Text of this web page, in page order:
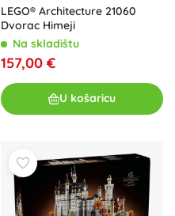
LEGO® Architecture 21060
Dvorac Himeji
Na skladištu
157,00 €
U košaricu